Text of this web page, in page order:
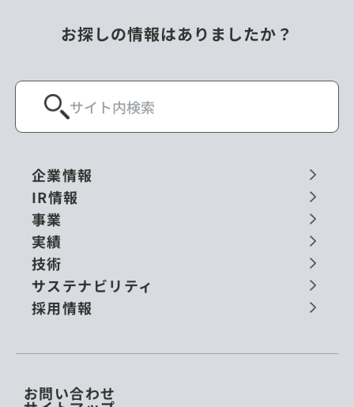
お探しの情報はありましたか？
企業情報
IR情報
事業
実績
技術
サステナビリティ
採用情報
お問い合わせ